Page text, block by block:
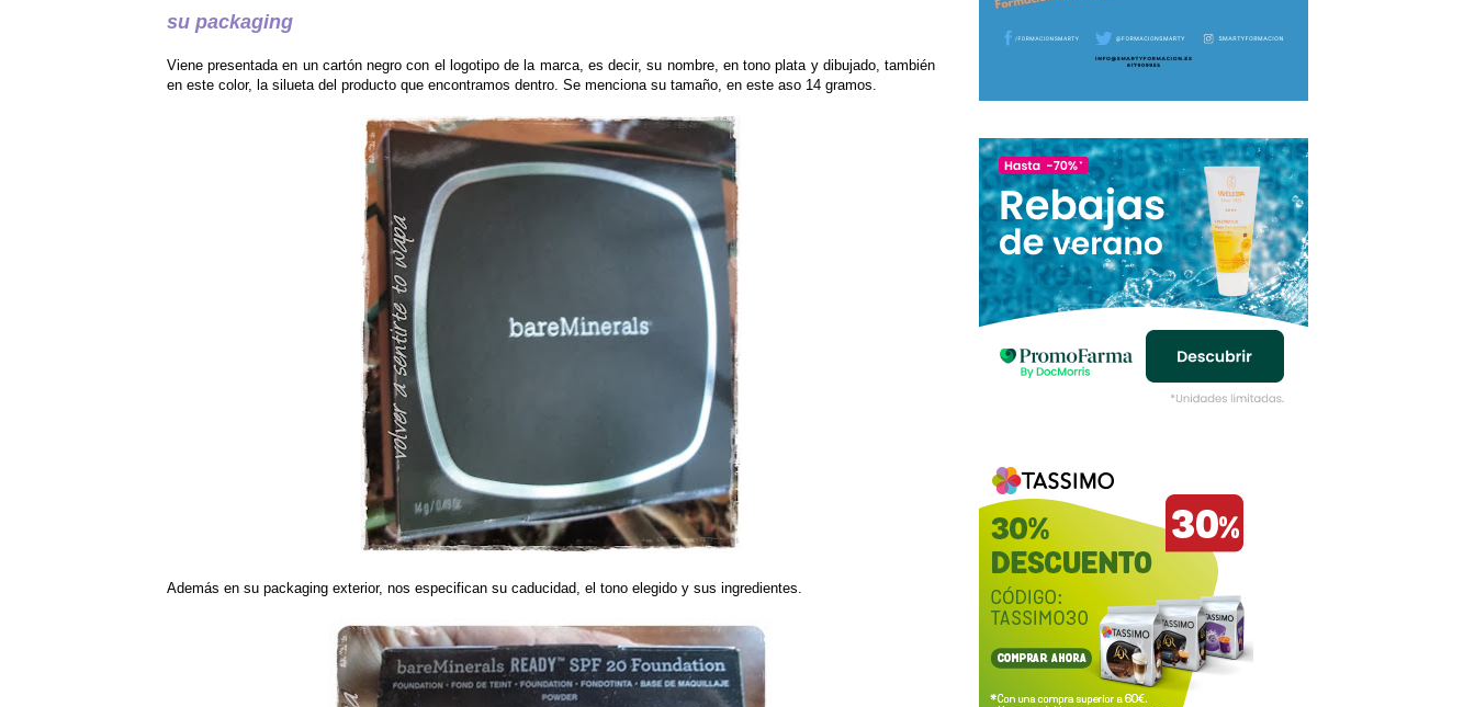
su packaging
Viene presentada en un cartón negro con el logotipo de la marca, es decir, su nombre, en tono plata y dibujado, también
en este color, la silueta del producto que encontramos dentro. Se menciona su tamaño, en este aso 14 gramos.
Además en su packaging exterior, nos especifican su caducidad, el tono elegido y sus ingredientes.